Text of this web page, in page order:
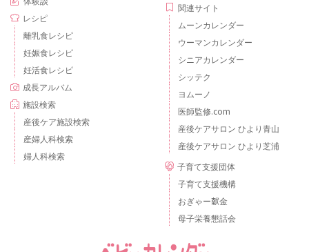
レシピ
離乳食レシピ
妊娠食レシピ
妊活食レシピ
成長アルバム
施設検索
産後ケア施設検索
産婦人科検索
婦人科検索
関連サイト
ムーンカレンダー
ウーマンカレンダー
シニアカレンダー
シッテク
ヨムーノ
医師監修.com
産後ケアサロン ひより青山
産後ケアサロン ひより芝浦
子育て支援団体
子育て支援機構
おぎゃー献金
母子栄養懇話会